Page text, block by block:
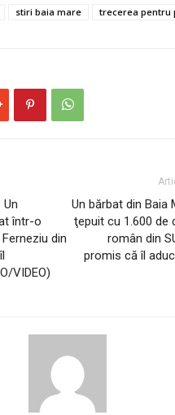
stiri baia mare trecerea pentru
Un
într-o
din
VIDEO)
Un bărbat din Baia
ţepuit cu 1.600 de
român din
promis că îl